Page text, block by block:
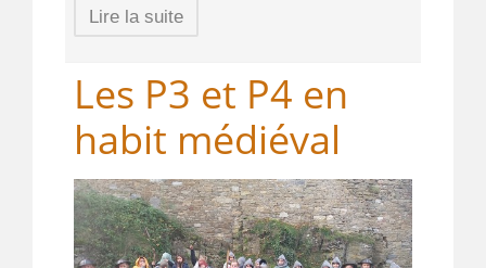
Lire la suite
Les P3 et P4 en
habit médiéval